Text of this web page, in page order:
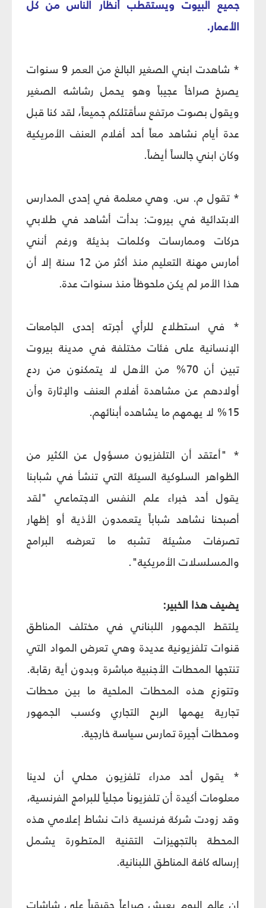
جميع البيوت ويستقطب أنظار الناس من كل
الأعمار.
* شاهدت ابني الصغير البالغ من العمر 9 سنوات
يصرخ صراخاً عجيباً وهو يحمل رشاشه الصغير
ويقول بصوت مرتفع سأقتلكم جميعاً، لقد كنا قبل
عدة أيام نشاهد معاً أحد أفلام العنف الأمريكية
وكان ابني جالساً أيضاً.
* تقول م. س. وهي معلمة في إحدى المدارس
الابتدائية في بيروت: بدأت أشاهد في طلابي
حركات وممارسات وكلمات بذيئة ورغم أنني
أمارس مهنة التعليم منذ أكثر من 12 سنة إلا أن
هذا الأمر لم يكن ملحوظاً منذ سنوات عدة.
* في استطلاع للرأي أجرته إحدى الجامعات
الإنسانية على فئات مختلفة في مدينة بيروت
تبين أن 70% من الأهل لا يتمكنون من ردع
أولادهم عن مشاهدة أفلام العنف والإثارة وأن
15% لا يهمهم ما يشاهده أبنائهم.
* "أعتقد أن التلفزيون مسؤول عن الكثير من
الظواهر السلوكية السيئة التي تنشأ في شبابنا
يقول أحد خبراء علم النفس الاجتماعي "لقد
أصبحنا نشاهد شباباً يتعمدون الأذية أو إظهار
تصرفات مشيئة تشبه ما تعرضه البرامج
والمسلسلات الأمريكية".
يضيف هذا الخبير:
يلتقط الجمهور اللبناني في مختلف المناطق
قنوات تلفزيونية عديدة وهي تعرض المواد التي
تنتجها المحطات الأجنبية مباشرة وبدون أية رقابة.
وتتوزع هذه المحطات الملحية ما بين محطات
تجارية يهمها الربح التجاري وكسب الجمهور
ومحطات أجيرة تمارس سياسة خارجية.
* يقول أحد مدراء تلفزيون محلي أن لدينا
معلومات أكيدة أن تلفزيوناً مجلياً للبرامج الفرنسية،
وقد زودت شركة فرنسية ذات نشاط إعلامي هذه
المحطة بالتجهيزات التقنية المتطورة يشمل
إرساله كافة المناطق اللبنانية.